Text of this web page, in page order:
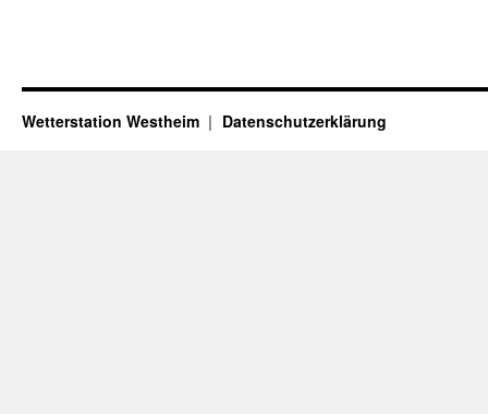
Wetterstation Westheim Datenschutzerklärung